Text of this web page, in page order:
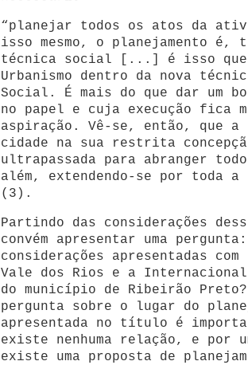
“planejar todos os atos da
isso mesmo, o planejamento é,
técnica social [...] é isso que
Urbanismo dentro da nova
Social. É mais do que dar um
no papel e cuja execução fica
aspiração. Vê-se, então, que
cidade na sua restrita
ultrapassada para abranger
além, extendendo-se por toda
(3).
Partindo das considerações
convém apresentar uma
considerações apresentadas
Vale dos Rios e a
do município de Ribeirão
pergunta sobre o lugar do
apresentada no título é
existe nenhuma relação, e por
existe uma proposta de